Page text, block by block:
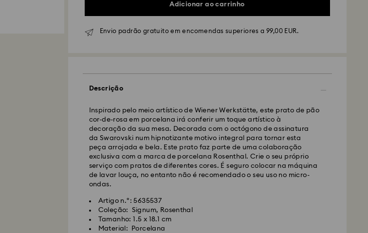
Adicionar ao carrinho
Envio padrão gratuito em encomendas superiores a 99,00 EUR.
Descrição
Inspirado pelo meio artístico de Wiener Werkstätte, este prato de pão
cor-de-rosa em porcelana irá conferir um toque artístico à
decoração da sua mesa. Decorada com o octógono de assinatura
da Swarovski num hipnotizante motivo integral para tornar esta
peça arrojada e bela. Este prato faz parte de uma colaboração
exclusiva com a marca de porcelana Rosenthal. Crie o seu próprio
serviço com pratos de diferentes cores. É seguro colocar na máquina
de lavar louça, no entanto não é recomendado o seu uso no micro-
ondas.
Artigo n.º: 5635537
Coleção: Signum, Rosenthal
Tamanho: 1.5 x 18.1 cm
Material: Porcelana
As encomendas realizadas de segunda a sexta-feira até às 10:00
CET serão processadas e enviadas no dia útil seguinte.
Prazo de envio normal: 4-5 dias úteis após processamento e envio. (7-
10 dias para Madeira e Açores)
Custo de envio normal: EUR 6,50
Envio normal gratuito para encomendas superiores a: EUR 99
Envio Expresso -FedEx
As encomendas realizadas de segunda a sexta-feira até às 14:30
CET serão processadas e enviadas no dia útil seguinte.
Prazo de envio expresso: 1 a 2 dias úteis após processamento e envio.
Custo de envio expresso: EUR 19